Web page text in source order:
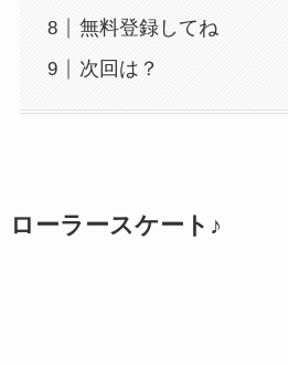
無料登録してね
次回は？
ローラースケート♪